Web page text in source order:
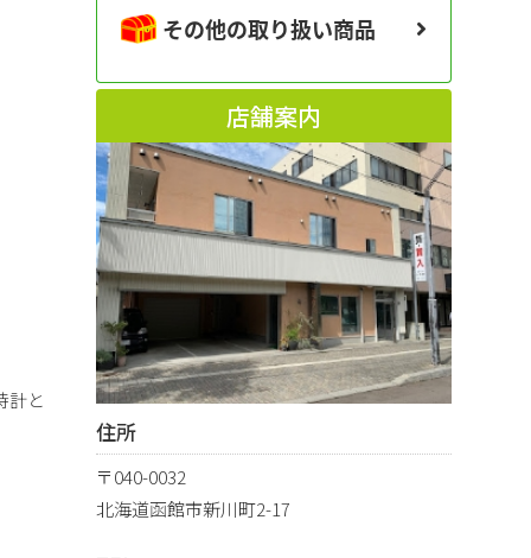
計と
その他の取り扱い商品
店舗案内
住所
〒040-0032
北海道函館市新川町2-17